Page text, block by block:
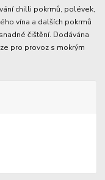
chilli pokrmů, polévek,
vína a dalších pokrmů
čištění. Dodávána
pro provoz s mokrým